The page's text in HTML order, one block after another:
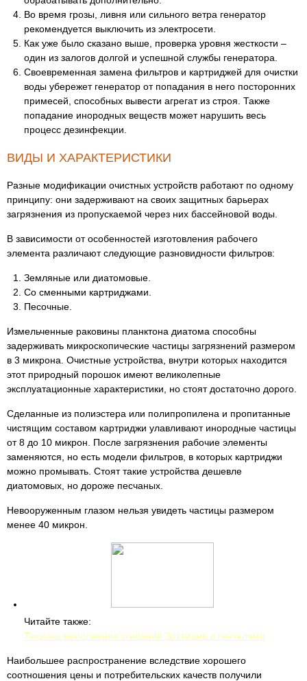
Во время грозы, ливня или сильного ветра генератор
рекомендуется выключить из электросети.
Как уже было сказано выше, проверка уровня жесткости –
один из залогов долгой и успешной службы генератора.
Своевременная замена фильтров и картриджей для очистки
воды убережет генератор от попадания в него посторонних
примесей, способных вывести агрегат из строя. Также
попадание инородных веществ может нарушить весь
процесс дезинфекции.
ВИДЫ И ХАРАКТЕРИСТИКИ
Разные модификации очистных устройств работают по одному
принципу: они задерживают на своих защитных барьерах
загрязнения из пропускаемой через них бассейновой воды.
В зависимости от особенностей изготовления рабочего
элемента различают следующие разновидности фильтров:
Земляные или диатомовые.
Со сменными картриджами.
Песочные.
Измельченные раковины планктона диатома способны
задерживать микроскопические частицы загрязнений размером
в 3 микрона. Очистные устройства, внутри которых находится
этот природный порошок имеют великолепные
эксплуатационные характеристики, но стоят достаточно дорого.
Сделанные из полиэстера или полипропилена и пропитанные
чистящим составом картриджи улавливают инородные частицы
от 8 до 10 микрон. После загрязнения рабочие элементы
заменяются, но есть модели фильтров, в которых картриджи
можно промывать. Стоят такие устройства дешевле
диатомовых, но дороже песчаных.
Невооруженным глазом нельзя увидеть частицы размером
менее 40 микрон.
Читайте также:
Техника выполнения сгибаний Зоттмана с гантелями
Наибольшее распространение вследствие хорошего
соотношения цены и потребительских качеств получили